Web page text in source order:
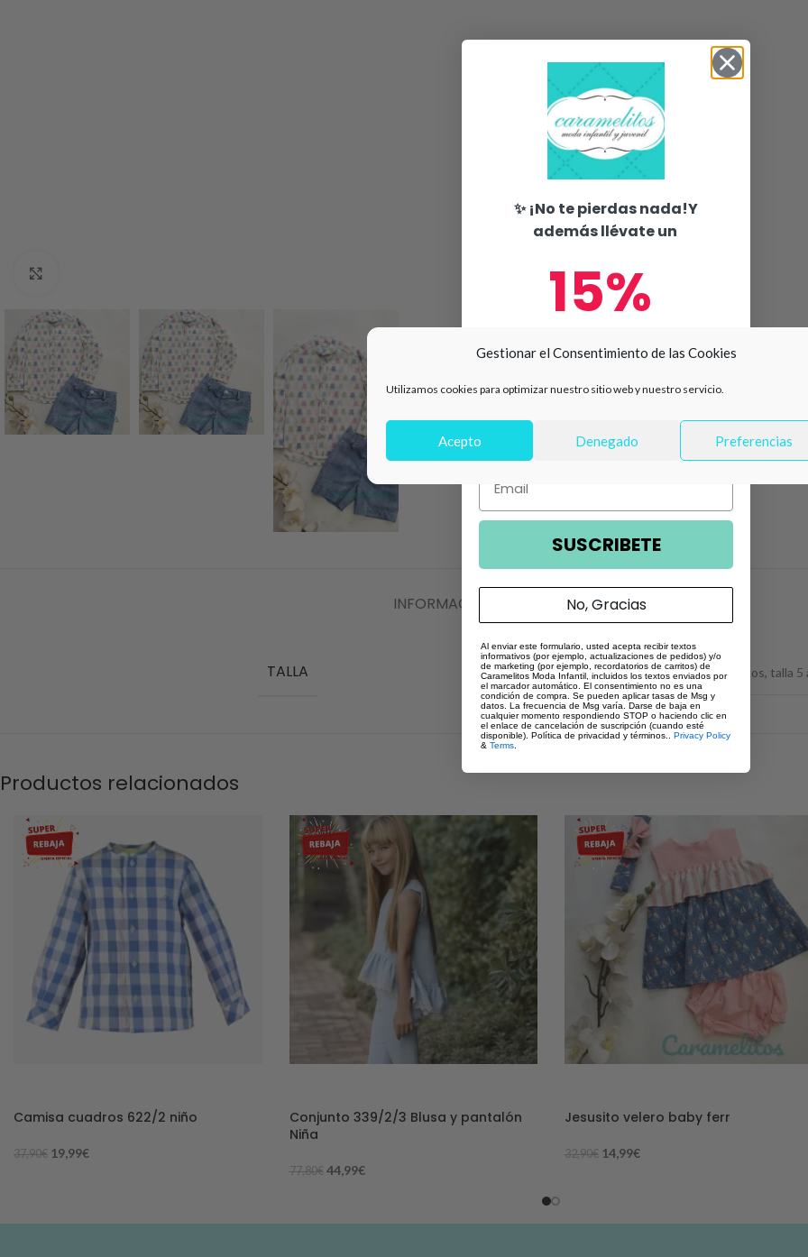
Gestionar el Consentimiento de las Cookies
Utilizamos cookies para optimizar nuestro sitio web y nuestro servicio.
Acepto Denegado Preferencias
INFORMACIÓN ADICIONALVALORACIONES (0)
TALLA talla 2 años,talla 4 años,talla 6 años,talla 3 años, talla 5
Productos relacionados
Camisa cuadros 622/2 niño
37,90€ 19,99€
Conjunto 339/2/3 Blusa y pantalón
Niña
77,80€ 44,99€
Jesusito velero baby ferr
32,90€ 14,99€
✨ ¡No te pierdas nada!Y
además llévate un
15%
de descuento en tu primera
SUSCRIBETE
No, Gracias
Al enviar este formulario, usted acepta recibir textos
informativos (por ejemplo, actualizaciones de pedidos) y/o
de marketing (por ejemplo, recordatorios de carritos) de
Caramelitos Moda Infantil, incluidos los textos enviados por
el marcador automático. El consentimiento no es una
condición de compra. Se pueden aplicar tasas de Msg y
datos. La frecuencia de Msg varía. Darse de baja en
cualquier momento respondiendo STOP o haciendo clic en
el enlace de cancelación de suscripción (cuando esté
disponible). Política de privacidad y términos.. Privacy Policy
& Terms